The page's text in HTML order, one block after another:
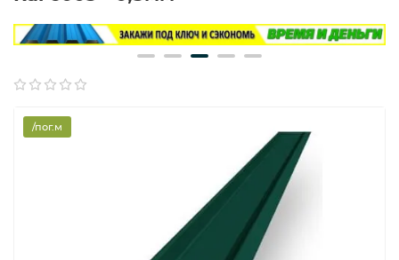
/пог.м